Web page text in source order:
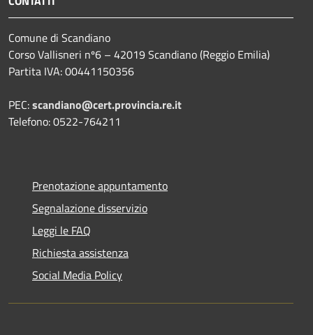
Comune di Scandiano
Corso Vallisneri nº6 – 42019 Scandiano (Reggio Emilia)
Partita IVA: 00441150356
PEC:scandiano@cert.provincia.re.it
Telefono: 0522-764211
Prenotazione appuntamento
Segnalazione disservizio
Leggi le FAQ
Richiesta assistenza
Social Media Policy